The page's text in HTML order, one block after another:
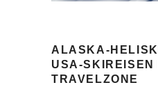
ALASKA-
USA-SKIREISEN
TRAVELZONE